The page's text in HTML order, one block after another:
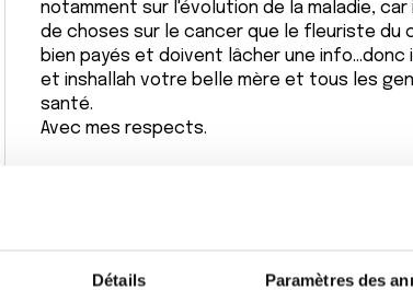
Détails Paramètres des
notamment sur l'évolution de la maladie,
de choses sur le cancer que le fleuriste du
bien payés et doivent lâcher une
et inshallah votre belle mère et tous les
santé.
Avec mes respects.